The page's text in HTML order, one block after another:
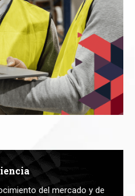
del mercado y de